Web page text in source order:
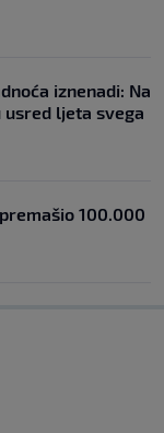
iznenadi: Na
ljeta svega
100.000